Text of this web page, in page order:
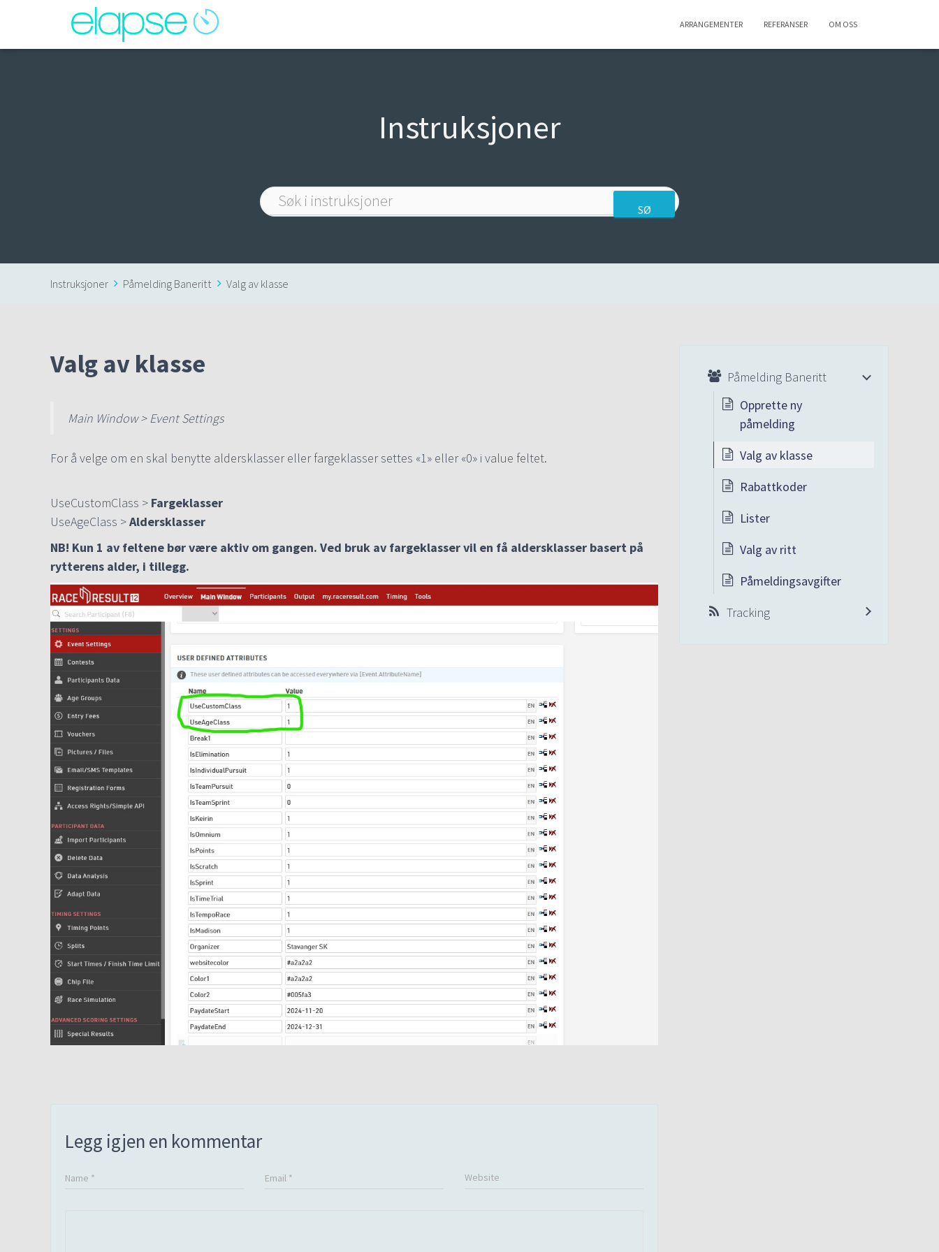
ARRANGEMENTER REFERANSER OM OSS
Instruksjoner
Instruksjoner Påmelding Baneritt Valg av klasse
Valg av klasse
Main Window > Event Settings
For å velge om en skal benytte aldersklasser eller fargeklasser settes «1» eller «0» i value feltet.
UseCustomClass > Fargeklasser
UseAgeClass >Aldersklasser
NB! Kun 1 av feltene bør være aktiv om gangen. Ved bruk av fargeklasser vil en få aldersklasser basert på
rytterens alder, i tillegg.
Legg igjen en kommentar
Name * Email * Website
Påmelding Baneritt
Opprette ny
påmelding
Valg av klasse
Rabattkoder
Lister
Valg av ritt
Påmeldingsavgifter
Tracking